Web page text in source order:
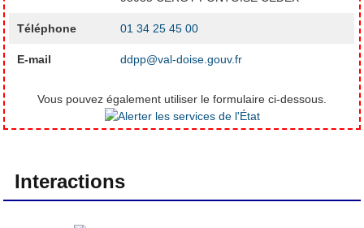
Téléphone 01 34 25 45 00
E-mail ddpp@val-doise.gouv.fr
Vous pouvez également utiliser le formulaire ci-dessous.
Interactions